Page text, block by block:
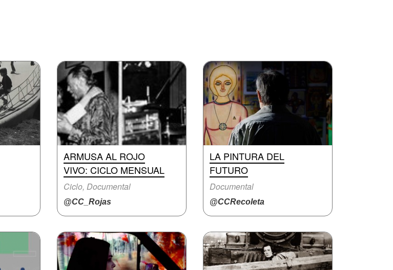
ARMUSA AL ROJO
VIVO: CICLO MENSUAL
Ciclo, Documental
@CC_Rojas
LA PINTURA DEL
FUTURO
Documental
@CCRecoleta